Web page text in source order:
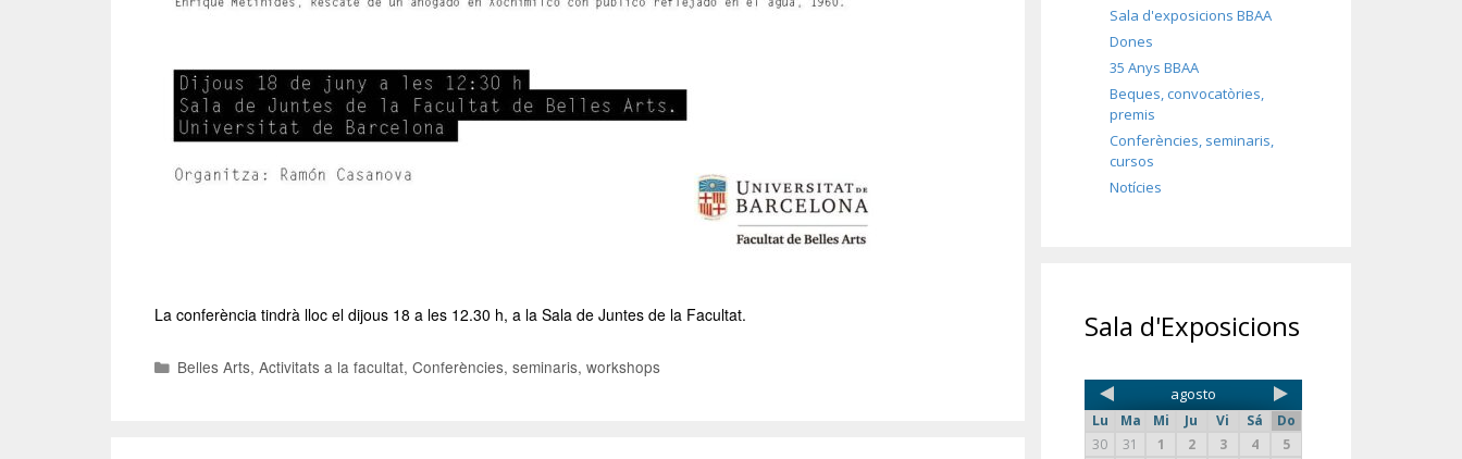
La conferència tindrà lloc el dijous 18 a les 12.30 h, a la Sala de Juntes de la Facultat.
Belles Arts,Activitats a la facultat,Conferències, seminaris, workshops
Sala d'exposicions BBAA
Dones
35 Anys BBAA
Beques, convocatòries,
premis
Conferències, seminaris,
cursos
Notícies
Sala d'Exposicions
agosto
Lu Ma Mi Ju Vi Sá
Do
30
31 1 2 3 4
5